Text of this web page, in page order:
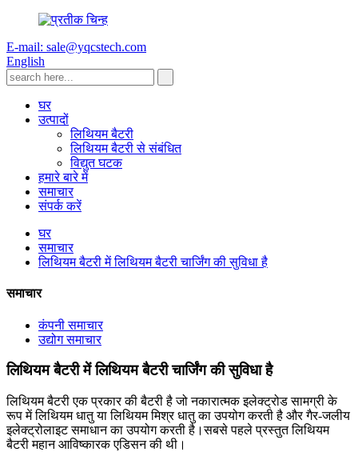
E-mail: sale@yqcstech.com
English
घर
उत्पादों
लिथियम बैटरी
लिथियम बैटरी से संबंधित
विद्युत घटक
हमारे बारे में
समाचार
संपर्क करें
घर
समाचार
लिथियम बैटरी में लिथियम बैटरी चार्जिंग की सुविधा है
समाचार
कंपनी समाचार
उद्योग समाचार
लिथियम बैटरी में लिथियम बैटरी चार्जिंग की सुविधा है
लिथियम बैटरी एक प्रकार की बैटरी है जो नकारात्मक इलेक्ट्रोड सामग्री के
रूप में लिथियम धातु या लिथियम मिश्र धातु का उपयोग करती है और गैर-जलीय
इलेक्ट्रोलाइट समाधान का उपयोग करती है।सबसे पहले प्रस्तुत लिथियम
बैटरी महान आविष्कारक एडिसन की थी।